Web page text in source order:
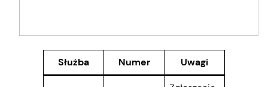
Służba Numer Uwagi